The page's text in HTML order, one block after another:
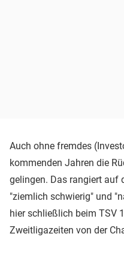
Auch ohne fremdes
kommenden Jahren die
gelingen. Das rangiert auf
"ziemlich schwierig" und
hier schließlich beim TSV
Zweitligazeiten von der